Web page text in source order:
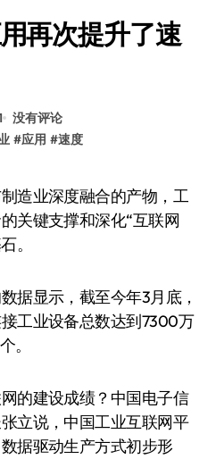
再次提升了速
没有评论
#应用 #速度
关键支撑和深化“互联网
。
显示，截至今年3月底，
工业设备总数达到7300万
。
建设成绩？中国电子信
立说，中国工业互联网平
据驱动生产方式初步形